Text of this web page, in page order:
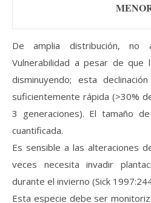
De amplia distribución, no
Vulnerabilidad a pesar de que
disminuyendo; esta
suficientemente rápida (>30%
3 generaciones). El tamaño
cuantificada.
Es sensible a las alteraciones
veces necesita invadir
durante el invierno (Sick
Esta especie debe ser